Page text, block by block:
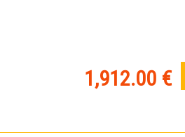
1,912.00 €